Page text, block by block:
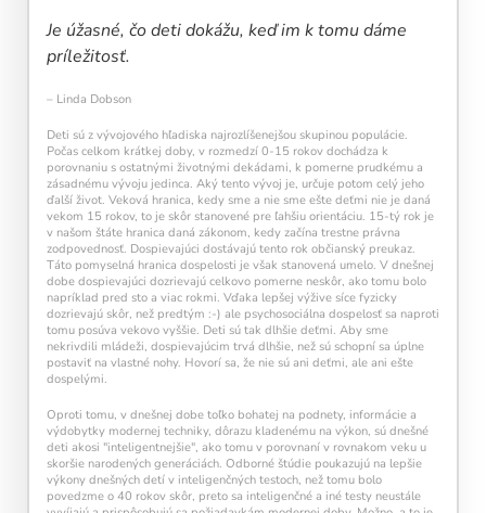
aktívnou a v kondícii.
Kalendár sleduje vašu dennú tréningovú
aktivitu:
Modré políčko:Bez tréningu
Oranžové políčko:Farba ukazuje intenzitu
tréningu, ako svietivosť žiarovky.
1 cvičenie = 20 % intenzity
5 cvičení = 100 % intenzity
1 2 3 4 5
Je úžasné, čo deti dokážu, keď im k tomu dáme
príležitosť.
– Linda Dobson
Deti sú z vývojového hľadiska najrozlíšenejšou skupinou populácie.
Počas celkom krátkej doby, v rozmedzí 0-15 rokov dochádza k
porovnaniu s ostatnými životnými dekádami, k pomerne prudkému a
zásadnému vývoju jedinca. Aký tento vývoj je, určuje potom celý jeho
ďalší život. Veková hranica, kedy sme a nie sme ešte deťmi nie je daná
vekom 15 rokov, to je skôr stanovené pre ľahšiu orientáciu. 15-tý rok je
v našom štáte hranica daná zákonom, kedy začína trestne právna
zodpovednosť. Dospievajúci dostávajú tento rok občianský preukaz.
Táto pomyselná hranica dospelosti je však stanovená umelo. V dnešnej
dobe dospievajúci dozrievajú celkovo pomerne neskôr, ako tomu bolo
napríklad pred sto a viac rokmi. Vďaka lepšej výžive síce fyzicky
dozrievajú skôr, než predtým :-) ale psychosociálna dospelosť sa naproti
tomu posúva vekovo vyššie. Deti sú tak dlhšie deťmi. Aby sme
nekrivdili mládeži, dospievajúcim trvá dlhšie, než sú schopní sa úplne
postaviť na vlastné nohy. Hovorí sa, že nie sú ani deťmi, ale ani ešte
dospelými.
Oproti tomu, v dnešnej dobe toľko bohatej na podnety, informácie a
výdobytky modernej techniky, dôrazu kladenému na výkon, sú dnešné
deti akosi "inteligentnejšie", ako tomu v porovnaní v rovnakom veku u
skoršie narodených generáciách. Odborné štúdie poukazujú na lepšie
výkony dnešných detí v inteligenčných testoch, než tomu bolo
povedzme o 40 rokov skôr, preto sa inteligenčné a iné testy neustále